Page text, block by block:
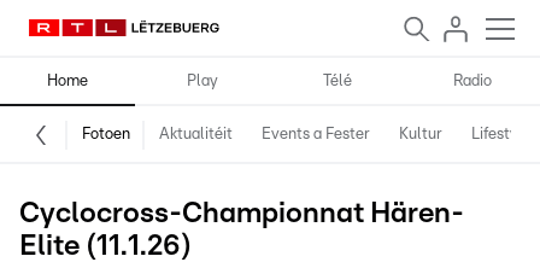
Home Play Télé Radio
Fotoen Aktualitéit Events a Fester Kultur Lifestyle
Cyclocross-Championnat Hären-
Elite (11.1.26)